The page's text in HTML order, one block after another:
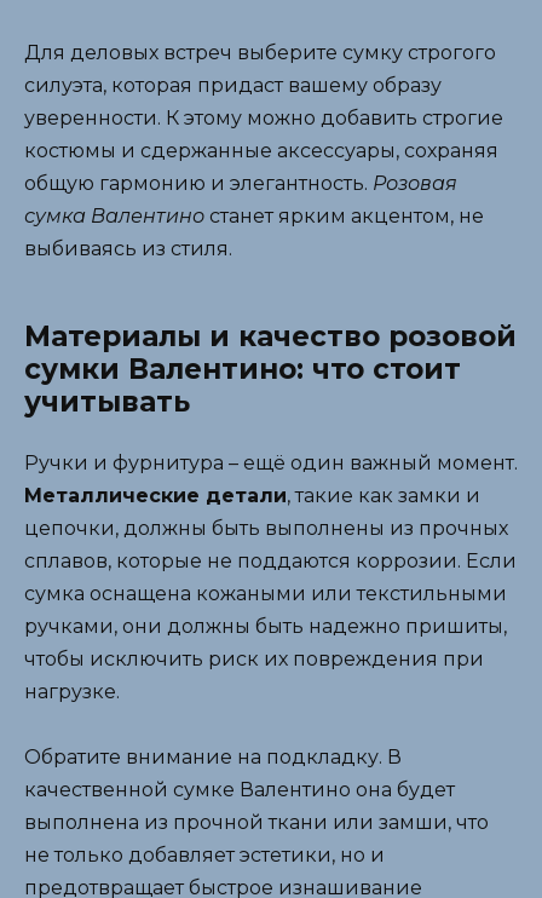
Для деловых встреч выберите сумку строгого
силуэта, которая придаст вашему образу
уверенности. К этому можно добавить строгие
костюмы и сдержанные аксессуары, сохраняя
общую гармонию и элегантность. Розовая
сумка Валентино станет ярким акцентом, не
выбиваясь из стиля.
Материалы и качество розовой
сумки Валентино: что стоит
учитывать
Ручки и фурнитура – ещё один важный момент.
Металлические детали, такие как замки и
цепочки, должны быть выполнены из прочных
сплавов, которые не поддаются коррозии. Если
сумка оснащена кожаными или текстильными
ручками, они должны быть надежно пришиты,
чтобы исключить риск их повреждения при
нагрузке.
Обратите внимание на подкладку. В
качественной сумке Валентино она будет
выполнена из прочной ткани или замши, что
не только добавляет эстетики, но и
предотвращает быстрое изнашивание